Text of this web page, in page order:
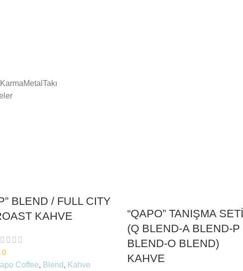
BLEND / FULL CITY
KAHVE
Coffee, Blend, Kahve
“QAPO” TANIŞMA SETİ
(Q BLEND-A BLEND-P
BLEND-O BLEND)
KAHVE